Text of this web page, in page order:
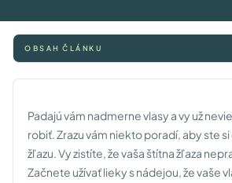
OBSAH ČLÁNKU
Padajú vám nadmerne vlasy a vy už
robiť. Zrazu vám niekto poradí, aby ste
žľazu. Vy zistíte, že vaša štítna žľaza
Začnete užívať lieky s nádejou, že vaše